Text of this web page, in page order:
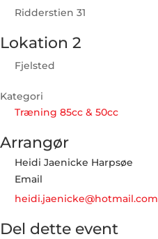
Ridderstien 31
Lokation 2
Fjelsted
Kategori
Træning 85cc & 50cc
Arrangør
Heidi Jaenicke Harpsøe
Email
heidi.jaenicke@hotmail.com
Del dette event